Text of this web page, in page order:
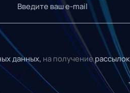
данных, на получениерассылок